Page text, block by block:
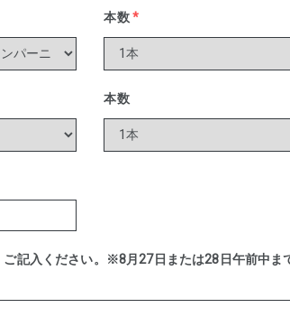
本数*
本数
記入ください。※8月27日または28日午前中ま